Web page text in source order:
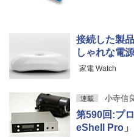
接続した製
しゃれな電
家電 Watch
連載 小寺信
第590回:プ
eShell Pro」